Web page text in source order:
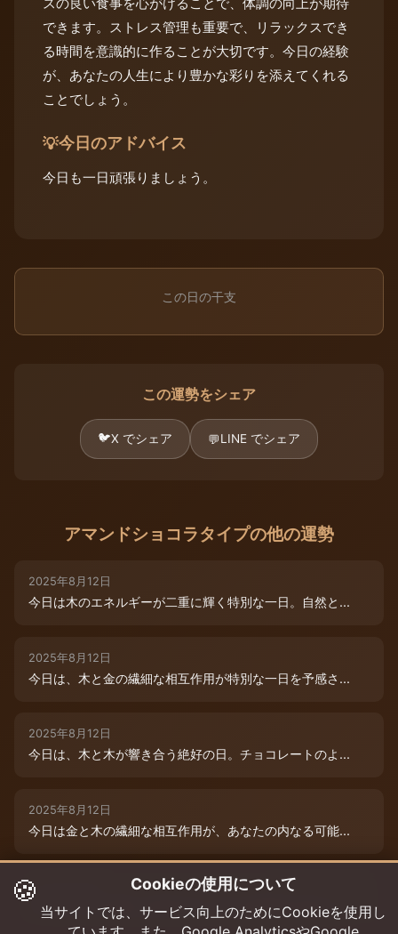
できます。ストレス管理も重要で、リラックスでき
る時間を意識的に作ることが大切です。今日の経験
が、あなたの人生により豊かな彩りを添えてくれる
ことでしょう。
💡今日のアドバイス
今日も一日頑張りましょう。
この日の干支
この運勢をシェア
🐦X でシェア 💬LINE でシェア
アマンドショコラタイプの他の運勢
2025年8月12日
今日は木のエネルギーが二重に輝く特別な一日。自然と...
2025年8月12日
今日は、木と金の繊細な相互作用が特別な一日を予感さ...
2025年8月12日
今日は、木と木が響き合う絶好の日。チョコレートのよ...
2025年8月12日
今日は金と木の繊細な相互作用が、あなたの内なる可能...
2025年8月9日
今日は木と木が重なる特別な日。内なる創造性が高まり...
🍪 Cookieの使用について
当サイトでは、サービス向上のためにCookieを使用し